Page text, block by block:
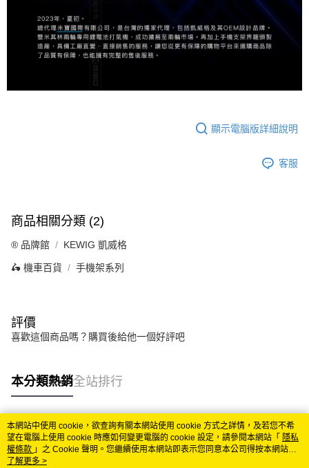
顯示電腦版詳細說明
客服
商品相關分類 (2)
®️ 品牌館 KEWIG 凱威格
🛵 機車百貨 手機架系列
評價
喜歡這個商品嗎？購買後給他一個好評吧
本分類熱銷全站排行
熱門標籤
本網站中使用 cookie，欲查詢有關本網站使用 cookie 方式之詳情，及若您不希
望在電腦上使用 cookie 時應如何變更電腦的 cookie 設定，請參閱本網站「 隱私
權條款 」之 Cookie 聲明。您繼續使用本網站即表示您同意本公司得按本網站使
用條款之 Cookie 聲明使用 cookie。
了解更多 >